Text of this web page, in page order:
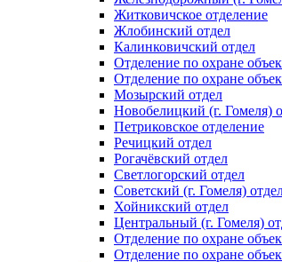
Житковичское отделение
Жлобинский отдел
Калинковичский отдел
Отделение по охране
Отделение по охране
Мозырский отдел
Новобелицкий (г. Гомеля)
Петриковское отделение
Речицкий отдел
Рогачёвский отдел
Светлогорский отдел
Советский (г. Гомеля)
Хойникский отдел
Центральный (г. Гомеля)
Отделение по охране
Отделение по охране